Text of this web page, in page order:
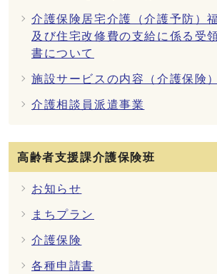
介護保険居宅介護（介護予防）
及び住宅改修費の支給に係る受
書について
施設サービスの内容（介護保険）
介護相談員派遣事業
高齢者支援課介護保険班
お知らせ
まちプラン
介護保険
各種申請書